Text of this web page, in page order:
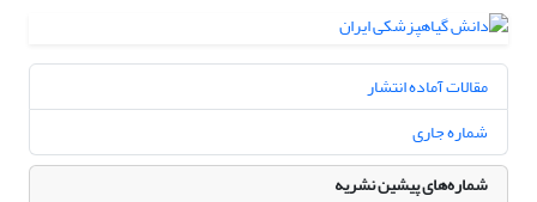
مقالات آماده انتشار
شماره جاری
شماره‌های پیشین نشریه